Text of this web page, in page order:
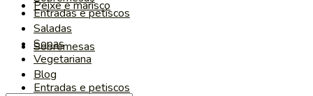
Peixe e marisco
Sobremesas
Entradas e petiscos
Entradas e petiscos
Saladas
Sopas
Vegetariana
Blog